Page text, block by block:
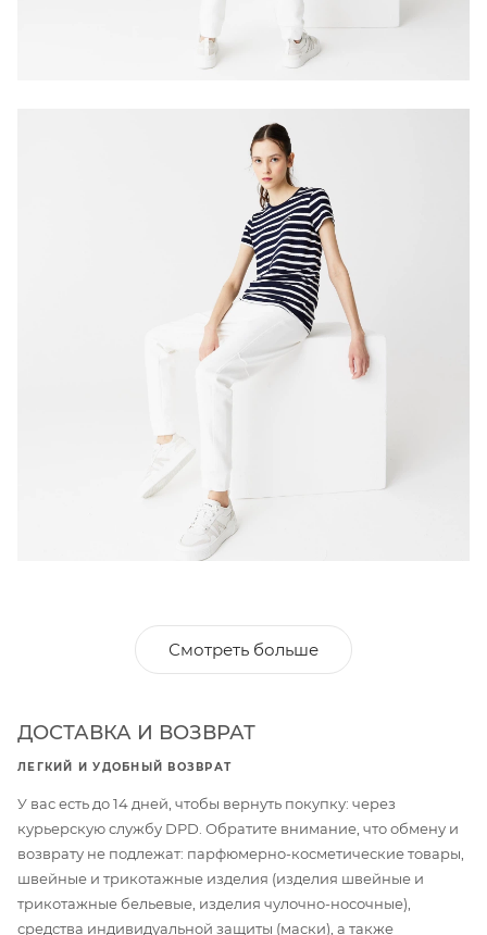
Смотреть больше
ДОСТАВКА И ВОЗВРАТ
ЛЕГКИЙ И УДОБНЫЙ ВОЗВРАТ
У вас есть до 14 дней, чтобы вернуть покупку: через
курьерскую службу DPD. Обратите внимание, что обмену и
возврату не подлежат: парфюмерно-косметические товары,
швейные и трикотажные изделия (изделия швейные и
трикотажные бельевые, изделия чулочно-носочные),
средства индивидуальной защиты (маски), а также